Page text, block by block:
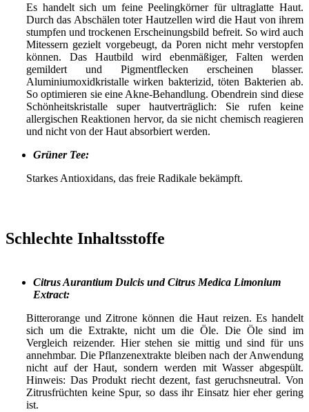
Es handelt sich um feine Peelingkörner für ultraglatte Haut.
Durch das Abschälen toter Hautzellen wird die Haut von ihrem
stumpfen und trockenen Erscheinungsbild befreit. So wird auch
Mitessern gezielt vorgebeugt, da Poren nicht mehr verstopfen
können. Das Hautbild wird ebenmäßiger, Falten werden
gemildert und Pigmentflecken erscheinen blasser.
Aluminiumoxidkristalle wirken bakterizid, töten Bakterien ab.
So optimieren sie eine Akne-Behandlung. Obendrein sind diese
Schönheitskristalle super hautverträglich: Sie rufen keine
allergischen Reaktionen hervor, da sie nicht chemisch reagieren
und nicht von der Haut absorbiert werden.
Grüner Tee:
Starkes Antioxidans, das freie Radikale bekämpft.
Schlechte Inhaltsstoffe
Citrus Aurantium Dulcis und Citrus Medica Limonium
Extract:
Bitterorange und Zitrone können die Haut reizen. Es handelt
sich um die Extrakte, nicht um die Öle. Die Öle sind im
Vergleich reizender. Hier stehen sie mittig und sind für uns
annehmbar. Die Pflanzenextrakte bleiben nach der Anwendung
nicht auf der Haut, sondern werden mit Wasser abgespült.
Hinweis: Das Produkt riecht dezent, fast geruchsneutral. Von
Zitrusfrüchten keine Spur, so dass ihr Einsatz hier eher gering
ist.